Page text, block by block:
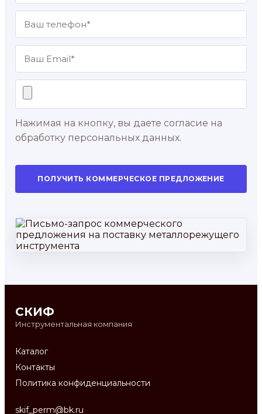
Нажимая на кнопку, вы даете согласие на
обработку персональных данных.
ПОЛУЧИТЬ КОММЕРЧЕСКОЕ ПРЕДЛОЖЕНИЕ
СКИФ
Инструментальная компания
Каталог
Контакты
Политика конфиденциальности
skif_perm@bk.ru